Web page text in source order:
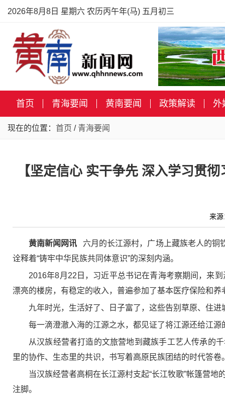
2026年8月8日 星期六 农历丙午年(马) 五月初三
首页 青海要闻 黄南要闻 政策解读 外
现在的位置： 首页 / 青海要闻
【坚定信心 实干争先 深入学习贯
来
黄南新闻网讯 六月的长江源村，广场上藏族老人的铜
诠释着“铸牢中华民族共同体意识”的深刻内涵。
2016年8月22日，习近平总书记在青海考察期间，来
漂亮的楼房，有稳定的收入，普遍参加了基本医疗保险和
九年时光，生活好了、日子富了，这些告别草原、住
每一滴澄澈入海的江源之水，都见证了将江源还给江源
从汉族经营者打造的文旅营地到藏族手工艺人传承的
里的协作、生态里的共识，书写着高原民族团结的时代答卷
当汉族经营者高桐在长江源村支起“长江牧歌”帐篷营
注脚。